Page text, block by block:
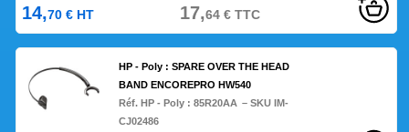
14,70 € HT 17,64€TTC
HP - Poly : SPARE OVER THE HEAD
BAND ENCOREPRO HW540
Réf. HP - Poly :85R20AA – SKU IM-
CJ02486